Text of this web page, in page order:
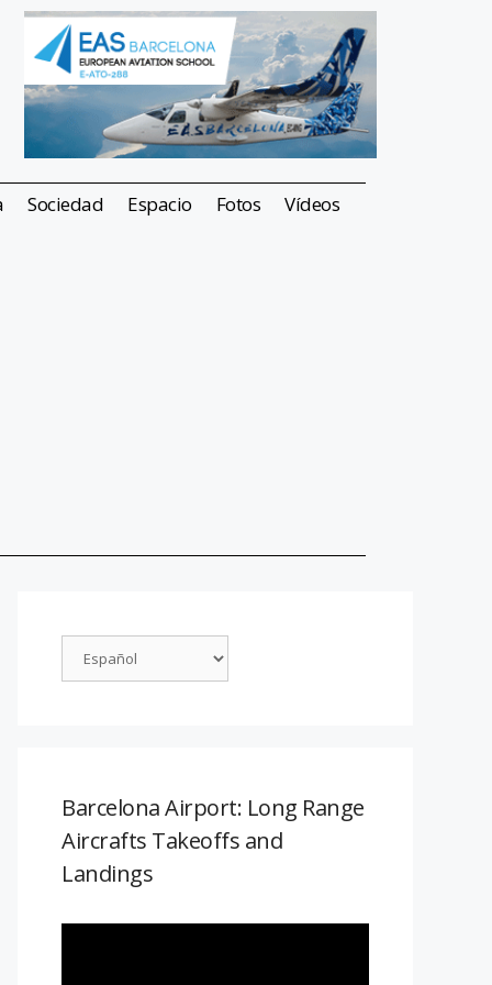
Sociedad Espacio Fotos Vídeos
Barcelona Airport: Long Range
Aircrafts Takeoffs and
Landings